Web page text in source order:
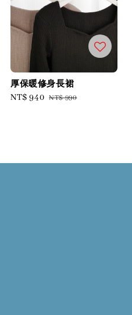
厚保暖修身長裙
Sale
NT$ 940 Regular
NT$ 990